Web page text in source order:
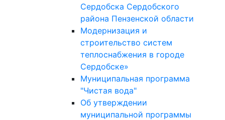
Сердобска Сердобского
района Пензенской области
Модернизация и
строительство систем
теплоснабжения в городе
Сердобске»
Муниципальная программа
"Чистая вода"
Об утверждении
муниципальной программы